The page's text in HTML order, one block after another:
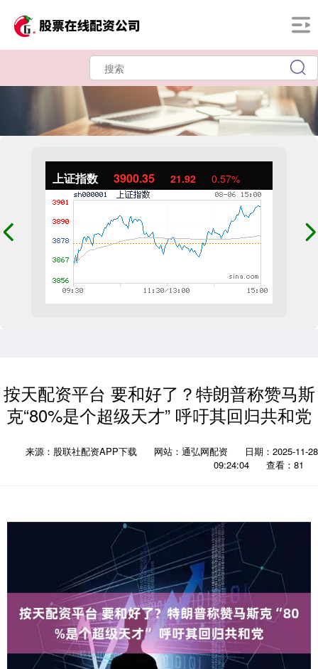
上证指数 3900.35 21.92 0.57%
按天配资平台 要和好了？特朗普称赞马斯
克“80%是个超级天才” 呼吁其回归共和党
来源：股联社配资APP下载 网站：通弘网配资
日期：2025-11-28
09:24:04
查看：81